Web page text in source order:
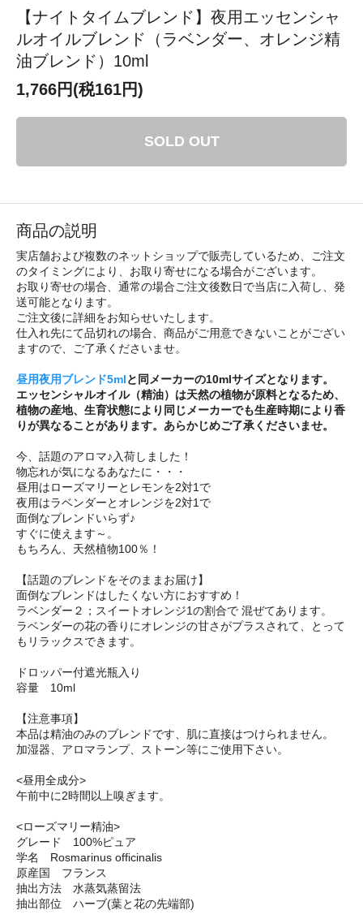
【ナイトタイムブレンド】夜用エッセンシャ
ルオイルブレンド（ラベンダー、オレンジ精
油ブレンド）10ml
1,766円(税161円)
SOLD OUT
商品の説明
実店舗および複数のネットショップで販売しているため、ご注文
のタイミングにより、お取り寄せになる場合がございます。
お取り寄せの場合、通常の場合ご注文後数日で当店に入荷し、発
送可能となります。
ご注文後に詳細をお知らせいたします。
仕入れ先にて品切れの場合、商品がご用意できないことがござい
ますので、ご了承くださいませ。
昼用夜用ブレンド5mlと同メーカーの10mlサイズとなります。
エッセンシャルオイル（精油）は天然の植物が原料となるため、
植物の産地、生育状態により同じメーカーでも生産時期により香
りが異なることがあります。あらかじめご了承くださいませ。
今、話題のアロマ♪入荷しました！
物忘れが気になるあなたに・・・
昼用はローズマリーとレモンを2対1で
夜用はラベンダーとオレンジを2対1で
面倒なブレンドいらず♪
すぐに使えます～。
もちろん、天然植物100％！
【話題のブレンドをそのままお届け】
面倒なブレンドはしたくない方におすすめ！
ラベンダー２；スイートオレンジ1の割合で 混ぜてあります。
ラベンダーの花の香りにオレンジの甘さがプラスされて、とって
もリラックスできます。
ドロッパー付遮光瓶入り
容量 10ml
【注意事項】
本品は精油のみのブレンドです、肌に直接はつけられません。
加湿器、アロマランプ、ストーン等にご使用下さい。
<昼用全成分>
午前中に2時間以上嗅ぎます。
<ローズマリー精油>
グレード 100%ピュア
学名 Rosmarinus officinalis
原産国 フランス
抽出方法 水蒸気蒸留法
抽出部位 ハーブ(葉と花の先端部)